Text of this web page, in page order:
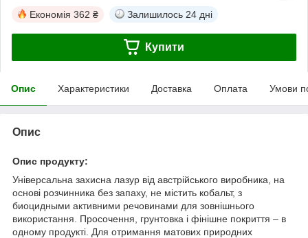
Економія 362 ₴ Залишилось 24 дні
Купити
Опис Характеристики Доставка Оплата Умови
Опис
Опис продукту:
Універсальна захисна лазур від австрійського виробника, на
основі розчинника без запаху, не містить кобальт, з
биоцидными активними речовинами для зовнішнього
використання. Просочення, грунтовка і фінішне покриття – в
одному продукті. Для отримання матових природних